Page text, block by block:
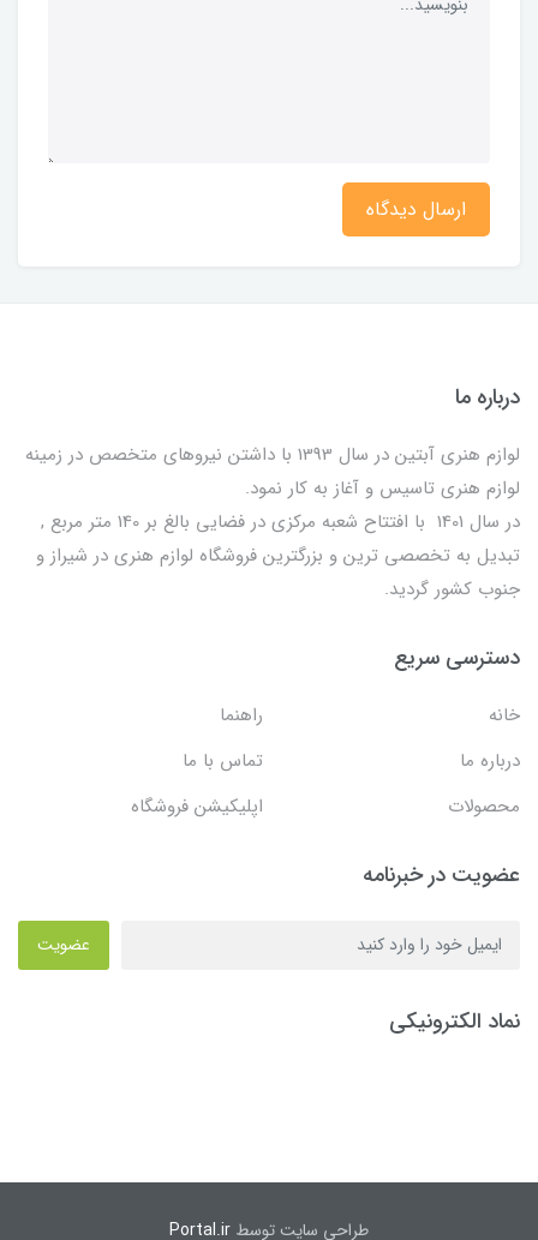
ارسال دیدگاه
درباره ما
لوازم هنری آبتین در سال 1393 با داشتن نیروهای متخصص در زمینه
لوازم هنری تاسیس و آغاز به کار نمود.
در سال 1401 با افتتاح شعبه مرکزی در فضایی بالغ بر 140 متر مربع ,
تبدیل به تخصصی ترین و بزرگترین فروشگاه لوازم هنری در شیراز و
جنوب کشور گردید.
دسترسی سریع
خانه
راهنما
درباره ما
تماس با ما
محصولات
اپلیکیشن فروشگاه
عضویت در خبرنامه
عضویت
نماد الکترونیکی
طراحی سایت توسط Portal.ir